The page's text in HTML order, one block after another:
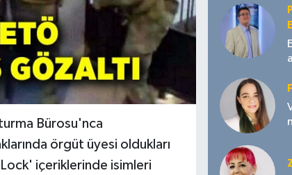
Bürosu'nca
örgüt üyesi oldukları
içeriklerinde isimleri